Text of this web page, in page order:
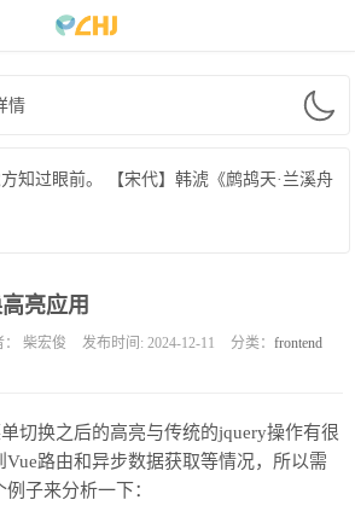
情
知过眼前。 【宋代】韩淲《鹧鸪天·兰溪舟
亮应用
柴宏俊 发布时间: 2024-12-11 分类： frontend
切换之后的高亮与传统的jquery操作有很
路由和异步数据获取等情况，所以需
子来分析一下：